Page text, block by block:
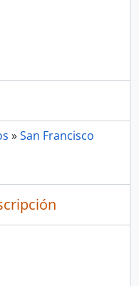
»San Francisco